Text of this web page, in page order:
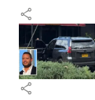
share
share